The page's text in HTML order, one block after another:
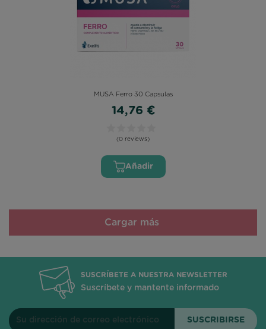
MUSA Ferro 30 Capsulas
14,76 €
(0 reviews)
Añadir
Cargar más
SUSCRÍBETE A NUESTRA NEWSLETTER
Suscríbete y mantente informado